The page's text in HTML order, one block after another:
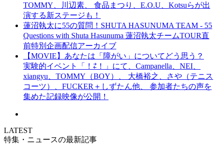
TOMMY、川辺素、 食品まつり、E.O.U、Kotsuらが出
演する新ステージも！
蓮沼執太に55の質問！SHUTA HASUNUMA TEAM - 55
Questions with Shuta Hasunuma 蓮沼執太チームTOUR直
前特別企画配信アーカイブ
【MOVIE】あなたは「障がい」についてどう思う？
実験的イベント「！⇄！」にて、Campanella、NEI、
xiangyu、TOMMY（BOY）、 大橋裕之、さや（テニス
コーツ）、FUCKER＋しずたん他、 参加者たちの声を
集めた記録映像が公開！
LATEST
特集・ニュースの最新記事